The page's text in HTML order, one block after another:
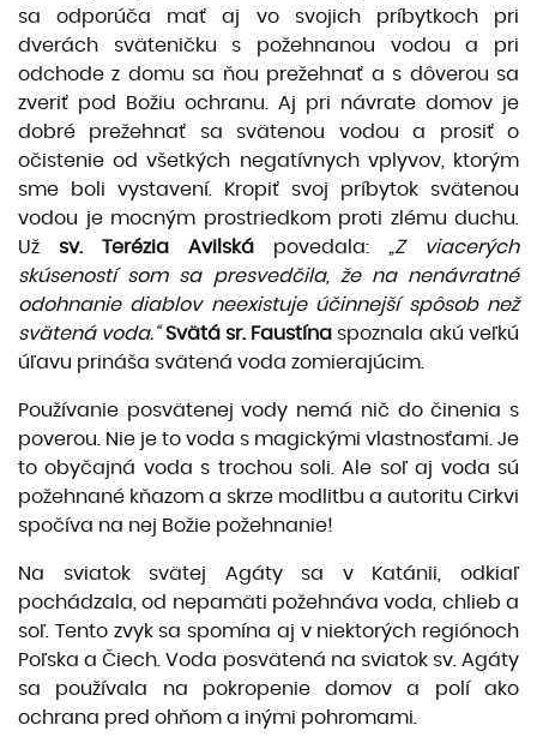
sa odporúča mať aj vo svojich príbytkoch pri
dverách sväteničku s požehnanou vodou a pri
odchode z domu sa ňou prežehnať a s dôverou sa
zveriť pod Božiu ochranu. Aj pri návrate domov je
dobré prežehnať sa svätenou vodou a prosiť o
očistenie od všetkých negatívnych vplyvov, ktorým
sme boli vystavení. Kropiť svoj príbytok svätenou
vodou je mocným prostriedkom proti zlému du­chu.
Už sv. Terézia Avilská povedala: „Z viacerých
skúseností som sa presvedčila, že na nenávratné
odohnanie diablov neexistuje účinnejší spôsob než
svätená voda.“Svätá sr. Faustína spoznala akú veľkú
úľavu prináša svätená voda zomierajúcim.
Používanie posvätenej vody nemá nič do činenia s
poverou. Nie je to voda s magickými vlastnosťami. Je
to obyčajná voda s trochou soli. Ale soľ aj voda sú
požehnané kňazom a skrze modlitbu a autoritu Cirkvi
spočíva na nej Božie požehnanie!
Na sviatok svätej Agáty sa v Katánii, odkiaľ
pochádzala, od nepamäti požehnáva voda, chlieb a
soľ. Tento zvyk sa spomína aj v niektorých regiónoch
Poľska a Čiech. Voda posvätená na sviatok sv. Agáty
sa používala na pokropenie domov a polí ako
ochrana pred ohňom a inými pohromami.